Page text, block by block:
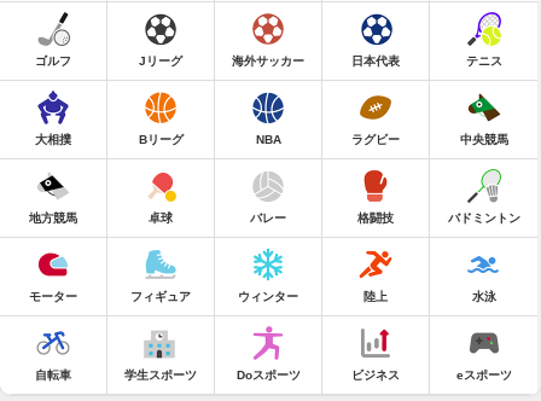
ゴルフ Jリーグ 海外サッカー 日本代表 テニス
大相撲 Bリーグ NBA ラグビー 中央競馬
地方競馬 卓球 バレー 格闘技 バドミントン
モーター フィギュア ウィンター 陸上 水泳
自転車 学生スポーツ Doスポーツ ビジネス eスポーツ